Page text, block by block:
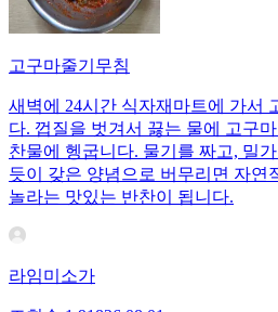
고구마줄기무침
새벽에 24시간 식자재마트에 가서
다. 껍질을 벗겨서 끓는 물에 고구
찬물에 헹굽니다. 물기를 짜고, 밀
듯이 갖은 양념으로 버무리면 자연
놀라는 맛있는 반찬이 됩니다.
라임미소가